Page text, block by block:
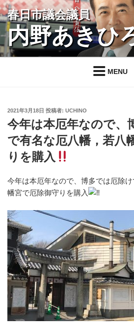
コ
ン
ツ
春日市議会議員
内野あきひ
MENU
投
稿
日:
2021年3月18日 投稿者: UCHINO
今年は本厄年なので、
で有名な厄八幡，若八
りを購入
今年は本厄年なので、博多では厄除
幡宮で厄除御守りを購入